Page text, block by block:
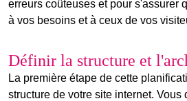
erreurs coûteuses et pour s'assurer
à vos besoins et à ceux de vos
Définir la structure et
La première étape de cette
structure de votre site internet. Vous